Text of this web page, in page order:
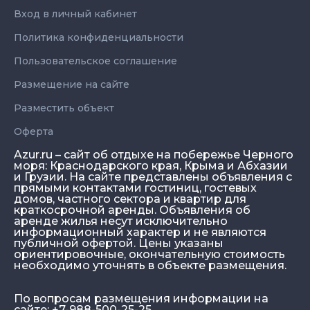
Azur.ru – сайт об отдыхе на побережье Черного
моря: Краснодарского края, Крыма и Абхазии
и Грузии. На сайте представлены объявления с
прямыми контактами гостиниц, гостевых
домов, частного сектора и квартир для
краткосрочной аренды. Объявления об
аренде жилья несут исключительно
информационный характер и не являются
публичной офертой. Цены указаны
ориентировочные, окончательную стоимость
необходимо уточнять в объекте размещения.
По вопросам размещения информации на
Вход в личный кабинет
Политика конфиденциальности
Пользовательское соглашение
Размещение на сайте
Разместить объект
Оферта